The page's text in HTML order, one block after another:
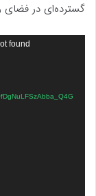
گسترده‌ای در فضای
found